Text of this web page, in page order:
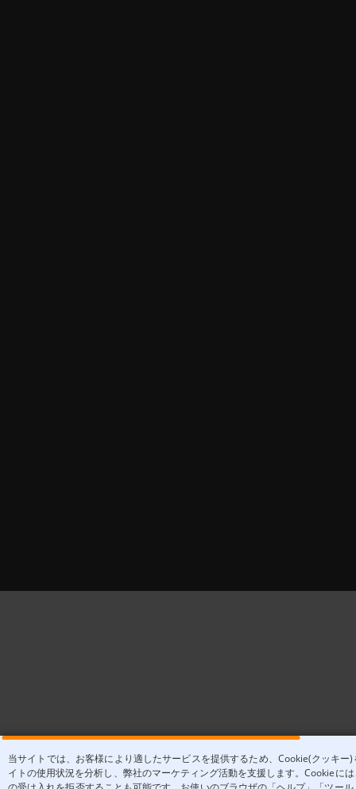
当サイトでは、お客様により適したサービスを提供するため、Cookie(クッキ
イトの使用状況を分析し、弊社のマーケティング活動を支援します。Cookieに